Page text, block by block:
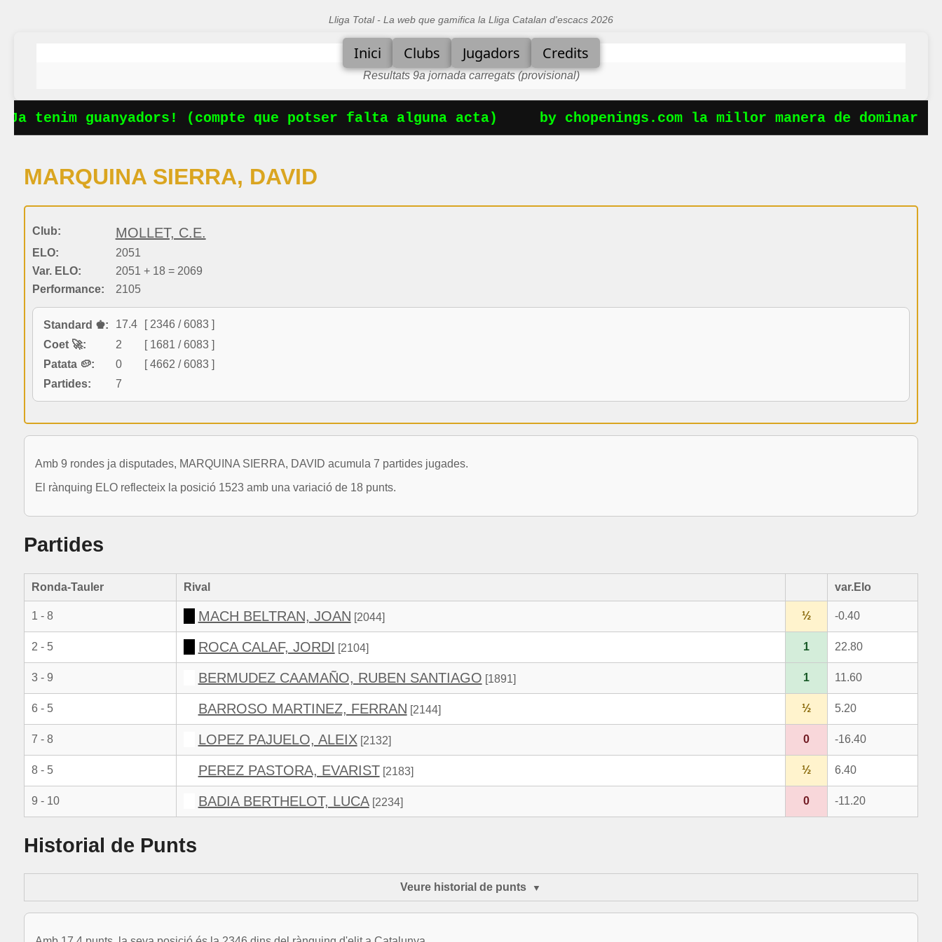
Lliga Total - La web que gamifica la Lliga Catalan d'escacs 2026
Inici Clubs Jugadors Credits
Resultats 9a jornada carregats (provisional)
tenim guanyadors! (compte que potser falta alguna acta) by chopenings.com la millor manera de dominar
MARQUINA SIERRA, DAVID
Club: MOLLET, C.E.
ELO:
2051
Var. ELO:
2051 + 18 = 2069
Performance:
2105
Standard ♚: 17.4
[ 2346 / 6083 ]
Coet 🚀:
2
[ 1681 / 6083 ]
Patata 🥔:
0
[ 4662 / 6083 ]
Partides:
7
Amb 9 rondes ja disputades, MARQUINA SIERRA, DAVID acumula 7 partides jugades.
El rànquing ELO reflecteix la posició 1523 amb una variació de 18 punts.
Partides
Ronda-Tauler Rival var.Elo
1 - 8 MACH BELTRAN, JOAN [2044] ½ -0.40
2 - 5 ROCA CALAF, JORDI [2104] 1 22.80
3 - 9 BERMUDEZ CAAMAÑO, RUBEN SANTIAGO [1891] 1 11.60
6 - 5 BARROSO MARTINEZ, FERRAN [2144] ½ 5.20
7 - 8 LOPEZ PAJUELO, ALEIX [2132] 0 -16.40
8 - 5 PEREZ PASTORA, EVARIST [2183] ½ 6.40
9 - 10 BADIA BERTHELOT, LUCA[2234] 0 -11.20
Historial de Punts
Veure historial de punts